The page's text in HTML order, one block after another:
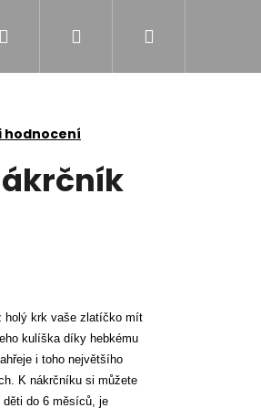
CHLAPCI MUŽI
Přihlášení
hodnocení
holý krk vaše zlatíčko mít
kulíška díky hebkému
i toho největšího
K nákrčníku si můžete
do 6 měsíců, je